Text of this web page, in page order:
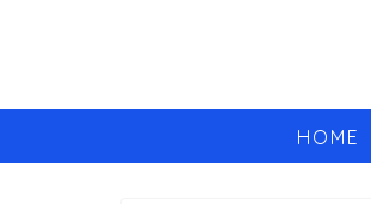
HOME